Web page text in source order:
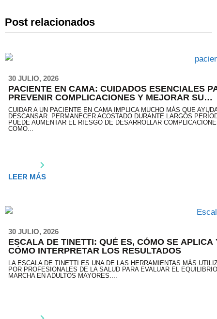
Post relacionados
30 JULIO, 2026
PACIENTE EN CAMA: CUIDADOS ESENCIALES
PREVENIR COMPLICACIONES Y MEJORAR SU
CALIDAD DE VIDA
CUIDAR A UN PACIENTE EN CAMA IMPLICA MUCHO MÁS QUE
DESCANSAR. PERMANECER ACOSTADO DURANTE LARGOS
PUEDE AUMENTAR EL RIESGO DE DESARROLLAR
COMO...
LEER MÁS
30 JULIO, 2026
ESCALA DE TINETTI: QUÉ ES, CÓMO SE APLICA
CÓMO INTERPRETAR LOS RESULTADOS
LA ESCALA DE TINETTI ES UNA DE LAS HERRAMIENTAS MÁS
POR PROFESIONALES DE LA SALUD PARA EVALUAR EL
MARCHA EN ADULTOS MAYORES....